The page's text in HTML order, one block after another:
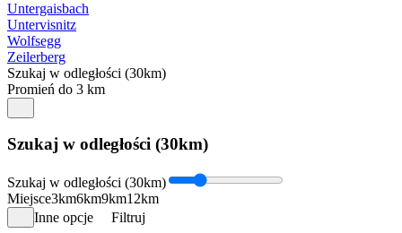
Untergaisbach
Untervisnitz
Wolfsegg
Zeilerberg
Szukaj w odległości (30km)
Promień do 3 km
Szukaj w odległości (30km)
Szukaj w odległości (30km)
Miejsce3km6km9km12km
Inne opcje
Filtruj